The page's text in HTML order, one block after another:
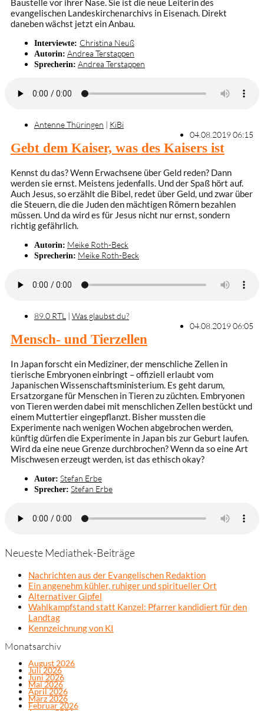
Baustelle vor ihrer Nase. Sie ist die neue Leiterin des
evangelischen Landeskirchenarchivs in Eisenach. Direkt
daneben wächst jetzt ein Anbau.
Interviewte: Christina Neuß
Autorin: Andrea Terstappen
Sprecherin: Andrea Terstappen
Antenne Thüringen | KiBi
04.08.2019 06:15
Gebt dem Kaiser, was des Kaisers ist
Kennst du das? Wenn Erwachsene über Geld reden? Dann
werden sie ernst. Meistens jedenfalls. Und der Spaß hört auf.
Auch Jesus, so erzählt die Bibel, redet über Geld, und zwar über
die Steuern, die die Juden den mächtigen Römern bezahlen
müssen. Und da wird es für Jesus nicht nur ernst, sondern
richtig gefährlich.
Autorin: Meike Roth-Beck
Sprecherin: Meike Roth-Beck
89.0 RTL | Was glaubst du?
04.08.2019 06:05
Mensch- und Tierzellen
In Japan forscht ein Mediziner, der menschliche Zellen in
tierische Embryonen einbringt – offiziell erlaubt vom
Japanischen Wissenschaftsministerium. Es geht darum,
Ersatzorgane für Menschen in Tieren zu züchten. Embryonen
von Tieren werden dabei mit menschlichen Zellen bestückt und
einem Muttertier eingepflanzt. Bisher mussten die
Experimente nach wenigen Wochen abgebrochen werden,
künftig dürfen die Experimente in Japan bis zur Geburt laufen.
Wird da eine neue Grenze durchbrochen? Wenn da so eine Art
Mischwesen erzeugt werden, ist das ethisch okay?
Autor: Stefan Erbe
Sprecher: Stefan Erbe
Neueste Mediathek-Beiträge
Nachrichten aus der Evangelischen Redaktion
Ein angenehm kühler, ruhiger und spiritueller Ort
Alternativer Gipfel
Wahlkampfstand statt Kanzel: Pfarrer kandidiert für den
Landtag
Kennzeichnung von KI
Monatsarchiv
August 2026
Juli 2026
Juni 2026
Mai 2026
April 2026
März 2026
Februar 2026